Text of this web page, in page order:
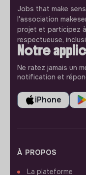
Jobs that make
l'association
projet et participez
respectueuse,
Notre
Ne ratez jamais un
notification et
iPhone
À PROPOS
La plateforme